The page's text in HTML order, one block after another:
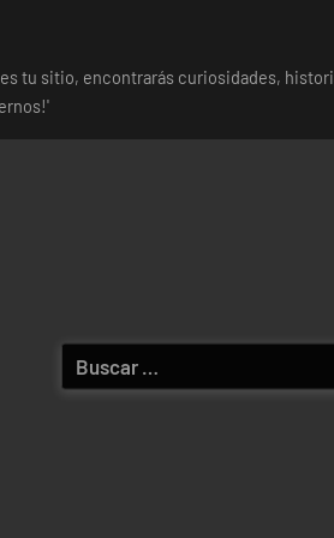
tu sitio, encontrarás curiosidades,
Buscar: